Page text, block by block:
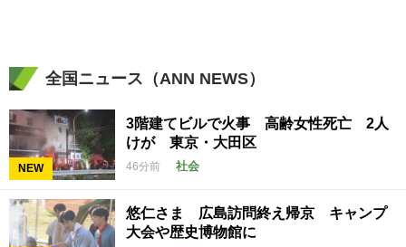
全国ニュース（ANN NEWS）
NEW
3階建てビルで火事 高齢女性死亡 2人
けが 東京・大田区
46分前 社会
悠仁さま 広島訪問終え帰京 キャンプ
大会や歴史博物館に